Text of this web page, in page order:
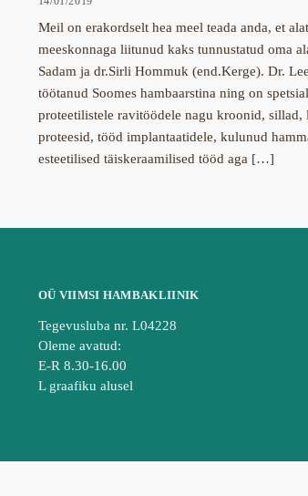
Meil on erakordselt hea meel teada anda, et
meeskonnaga liitunud kaks tunnustatud oma
Sadam ja dr.Sirli Hommuk (end.Kerge). Dr.
töötanud Soomes hambaarstina ning on
proteetilistele ravitöödele nagu kroonid, sillad,
proteesid, tööd implantaatidele, kulunud
esteetilised täiskeraamilised tööd aga […]
OÜ VIIMSI HAMBAKLIINIK
Tegevusluba nr. L04228
Oleme avatud:
E-R 8.30-16.00
L graafiku alusel